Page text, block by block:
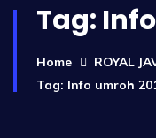
Tag:
Home
ROYAL
Tag: Info umroh